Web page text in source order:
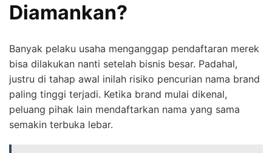
Diamankan?
Banyak pelaku usaha menganggap pendaftaran merek
bisa dilakukan nanti setelah bisnis besar. Padahal,
justru di tahap awal inilah risiko pencurian nama brand
paling tinggi terjadi. Ketika brand mulai dikenal,
peluang pihak lain mendaftarkan nama yang sama
semakin terbuka lebar.